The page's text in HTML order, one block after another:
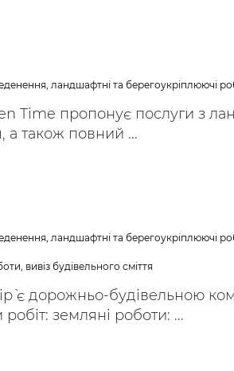
ландшафтні та берегоукріплюючі
Time пропонує послуги з
а також повний ...
ландшафтні та берегоукріплюючі
вивіз будівельного сміття
є дорожньо-будівельною
робіт: земляні роботи: ...